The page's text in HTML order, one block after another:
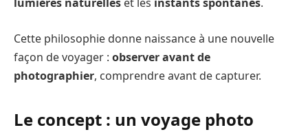
Cette philosophie donne naissance à une nouvelle
façon de voyager : observer avant de
photographier, comprendre avant de capturer.
Le concept : un voyage photo